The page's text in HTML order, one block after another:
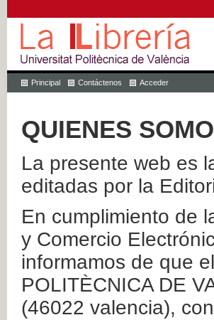
Principal Contáctenos Acceder
QUIENES
La presente web es
editadas por la
En cumplimiento de
y Comercio
informamos de que
POLITÈCNICA DE
(46022 valencia),